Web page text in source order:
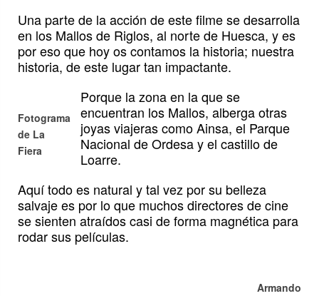
Una parte de la acción de este filme se desarrolla
en los Mallos de Riglos, al norte de Huesca, y es
por eso que hoy os contamos la historia; nuestra
historia, de este lugar tan impactante.
Fotograma
de La
Fiera
Porque la zona en la que se
encuentran los Mallos, alberga otras
joyas viajeras como Ainsa, el Parque
Nacional de Ordesa y el castillo de
Loarre.
Aquí todo es natural y tal vez por su belleza
salvaje es por lo que muchos directores de cine
se sienten atraídos casi de forma magnética para
rodar sus películas.
Armando